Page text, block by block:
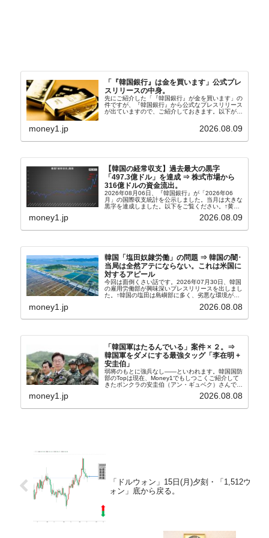
「『韓国銀行』は金を買います」公式プレ
スリリースの中身。
先にご紹介した「『韓国銀行』が金を買います」の
件ですが、『韓国銀行』から公式なプレスリリース
が出ていますので、ご紹介しておきます。以下が全
れ協力体制を構築□『韓国銀行』は、国内生産金の
money1.jp 2026.08.09
【韓国の経常収支】過去最大の黒字
「497.3億ドル」を達成 ⇒ 株式市場から
316億ドルの資金流出。
2026年08月06日、『韓国銀行』が「2026年06
月」の国際収支統計を公示しました。当月は大きな
黒字を達成しました。以下をご覧ください。↑黄色
の経常収支です。2026年06月貿易収支：4...
money1.jp 2026.08.09
韓国「塩田奴隷労働」の問題 ⇒ 韓国の闇･
当局は全然アテにならない。これは米国に
対するアピール
今回は面倒くさい話です。2026年07月30日、韓国
の雇用労働部が興味深いプレスリリースを出しまし
た。↑韓国の塩田は島嶼部に多く、劣悪な環境が一
たといわれます（後述）。これは、いわゆる「塩田
money1.jp 2026.08.08
「韓国軍はたるんでいる」案件 × ２。⇒
韓国軍をダメにする最強タッグ「李在明 +
安圭伯」
弱将のもとに強兵なし――といわれます。韓国国防
部のTopは現在、Money1でもしつこくご紹介して
きたボンクラの安圭伯（アン・ギュベク）さんで
さんと「韓国初の文官上がり」の国防部長官安圭伯
money1.jp 2026.08.08
「ドルウォン」15日(月)夕刻・「1,512ウ
ォン」底から戻る。